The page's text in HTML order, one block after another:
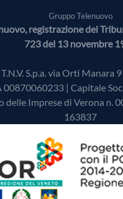
Gruppo Telenuovo
registrazione del
723 del 13 novembre
S.p.a. via Orti Manara
00870060233 | Capitale
delle Imprese di Verona n.
163837